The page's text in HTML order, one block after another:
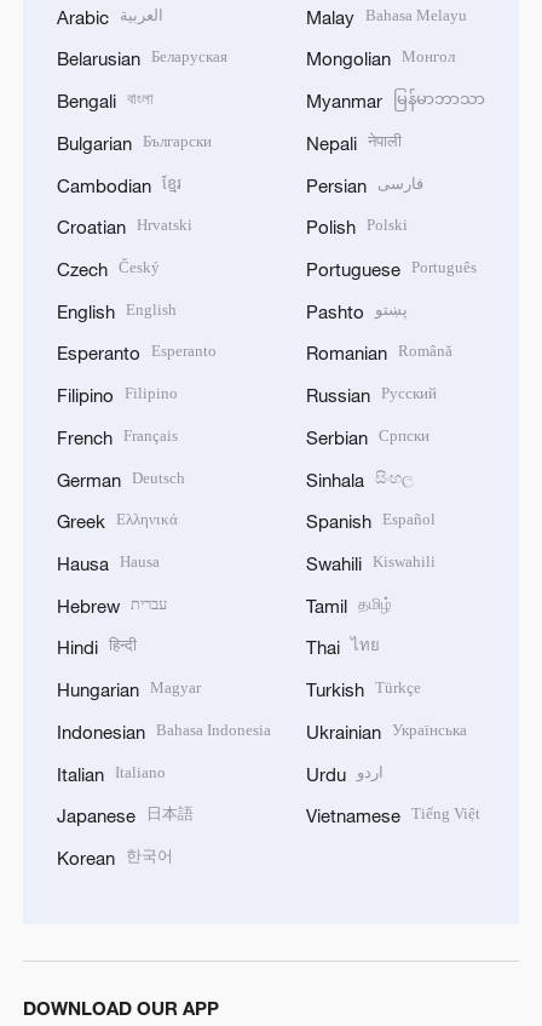
Arabic العربية
Belarusian Беларуская
Bengali বাংলা
Bulgarian Български
Cambodian ខ្មែរ
Croatian Hrvatski
Czech Český
English English
Esperanto Esperanto
Filipino Filipino
French Français
German Deutsch
Greek Ελληνικά
Hausa Hausa
Hebrew עברית
Hindi हिन्दी
Hungarian Magyar
Indonesian Bahasa Indonesia
Italian Italiano
Japanese 日本語
Korean 한국어
Malay Bahasa Melayu
Mongolian Монгол
Myanmar မြန်မာဘာသာ
Nepali नेपाली
Persian فارسی
Polish Polski
Portuguese Português
Pashto پښتو
Romanian Română
Russian Русский
Serbian Српски
Sinhala සිංහල
Spanish Español
Swahili Kiswahili
Tamil தமிழ்
Thai ไทย
Turkish Türkçe
Ukrainian Українська
Urdu اردو
Vietnamese Tiếng Việt
DOWNLOAD OUR APP